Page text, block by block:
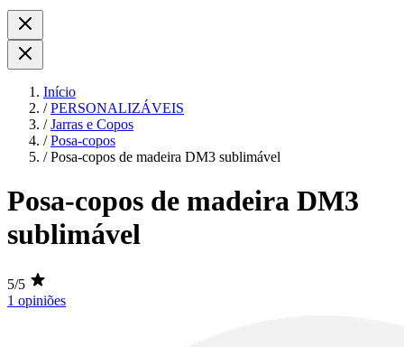
Início
/ PERSONALIZÁVEIS
/ Jarras e Copos
/ Posa-copos
/ Posa-copos de madeira DM3 sublimável
Posa-copos de madeira DM3
sublimável
5/5
1 opiniões